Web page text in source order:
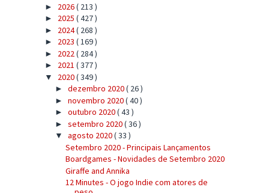
► 2026( 213 )
► 2025 ( 427 )
► 2024( 268 )
► 2023 ( 169 )
► 2022 ( 284 )
► 2021 ( 377 )
▼ 2020( 349 )
► dezembro 2020( 26 )
► novembro 2020( 40 )
► outubro 2020( 43 )
► setembro 2020( 36 )
▼ agosto 2020( 33 )
Setembro 2020 - Principais Lançamentos
Boardgames - Novidades de Setembro 2020
Giraffe and Annika
12 Minutes - O jogo Indie com atores de